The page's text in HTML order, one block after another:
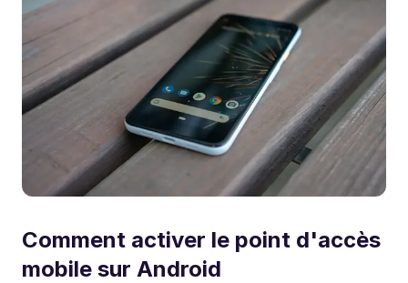
Comment activer le point d'accès
mobile sur Android